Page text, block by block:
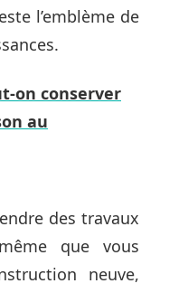
l’emblème de
on conserver
au
des travaux
que vous
neuve,